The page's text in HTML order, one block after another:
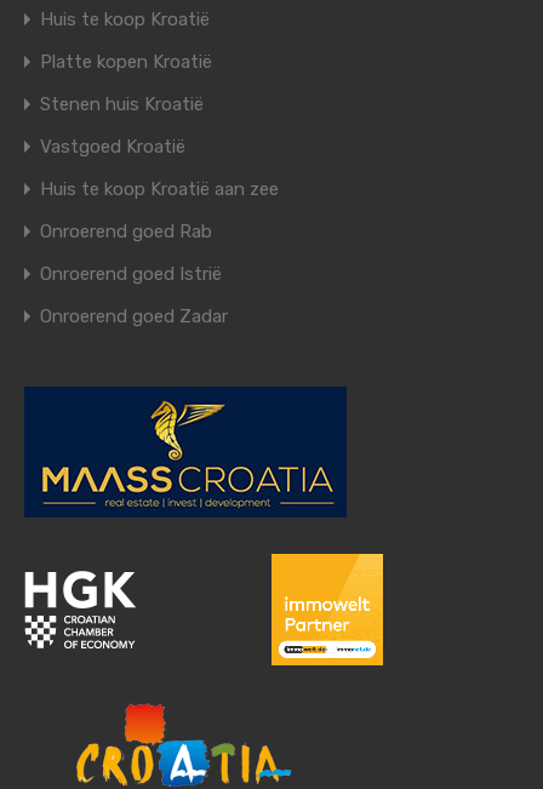
Huis te koop Kroatië
Platte kopen Kroatië
Stenen huis Kroatië
Vastgoed Kroatië
Huis te koop Kroatië aan zee
Onroerend goed Rab
Onroerend goed Istrië
Onroerend goed Zadar